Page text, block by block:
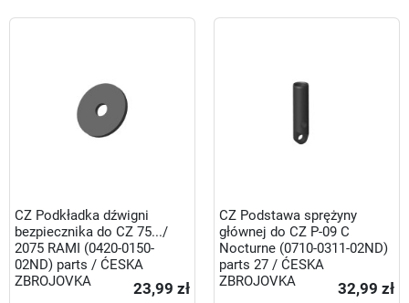
CZ Podkładka dźwigni
bezpiecznika do CZ 75.../
2075 RAMI (0420-0150-
02ND) parts / ĆESKA
ZBROJOVKA
23,99 zł
CZ Podstawa sprężyny
głównej do CZ P-09 C
Nocturne (0710-0311-02ND)
parts 27 / ĆESKA
ZBROJOVKA
32,99 zł